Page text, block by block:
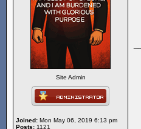
Site Admin
Joined: Mon May 06, 2019 6:13 pm
Posts: 1121